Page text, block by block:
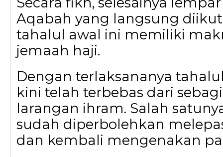
Aqabah yang langsung
tahalul awal ini memiliki
jemaah haji.
Dengan terlaksananya
kini telah terbebas dari
larangan ihram. Salah
sudah diperbolehkan
dan kembali mengenakan